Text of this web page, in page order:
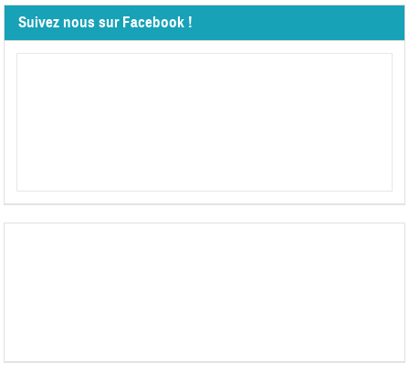
Suivez nous sur Facebook !